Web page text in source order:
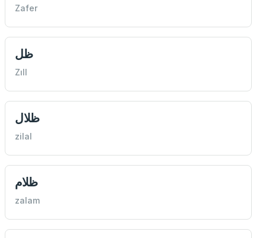
Zafer
ظل
Zıll
ظلال
zilal
ظلام
zalam